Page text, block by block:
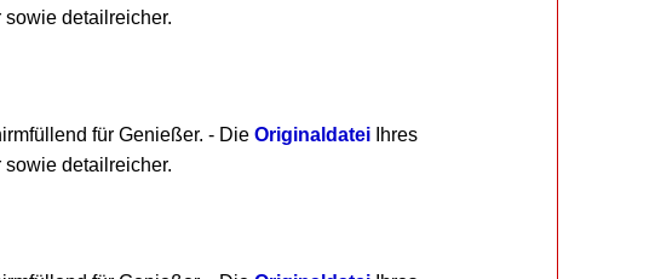
detailreicher.
für Genießer. - Die OriginaldateiIhres
detailreicher.